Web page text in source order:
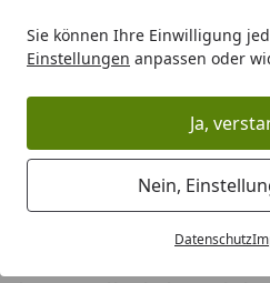
Sie können Ihre Einwilligung
Einstellungen anpassen oder
Ja,
Nein,
Datenschutz
Sieger
Karibu Pools inkl. gratis
Starterset